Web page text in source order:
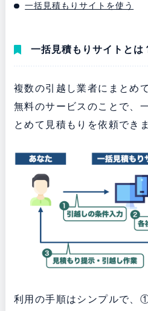
一括見積もりサイトを使う
一括見積もりサイトとは
複数の引越し業者にまとめ
無料のサービスのことで、
とめて見積もりを依頼でき
利用の手順はシンプルで、